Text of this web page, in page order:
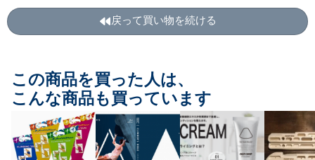
戻って買い物を続ける
この商品を買った人は、
こんな商品も買っています